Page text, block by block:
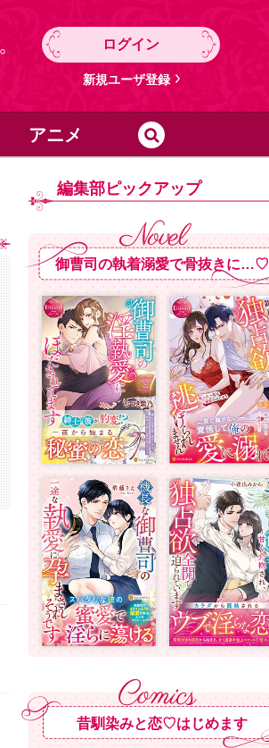
ログイン
新規ユーザ登録
アニメ
編集部ピックアップ
御曹司の執着溺愛で骨抜きに…♡
昔馴染みと恋♡はじめます